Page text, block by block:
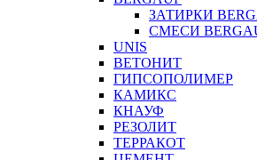
ЗАТИРКИ
СМЕСИ
UNIS
ВЕТОНИТ
ГИПСОПОЛИМЕР
КАМИКС
КНАУФ
РЕЗОЛИТ
ТЕРРАКОТ